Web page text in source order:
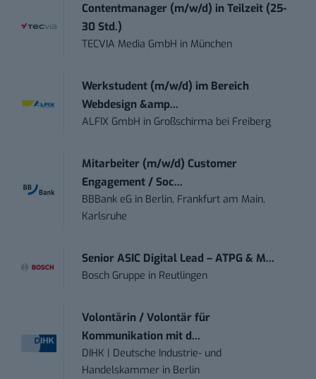
Contentmanager (m/w/d) in Teilzeit (25-
30 Std.)
TECVIA Media GmbH in München
Werkstudent (m/w/d) im Bereich
Webdesign &amp...
ALFIX GmbH in Großschirma bei Freiberg
Mitarbeiter (m/w/d) Customer
Engagement / Soc...
BBBank eG in Berlin, Frankfurt am Main,
Karlsruhe
Senior ASIC Digital Lead – ATPG & M...
Bosch Gruppe in Reutlingen
Volontärin / Volontär für
Kommunikation mit d...
DIHK | Deutsche Industrie- und
Handelskammer in Berlin